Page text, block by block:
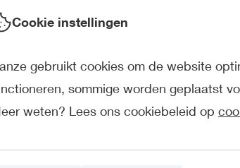
Cookie instellingen
gebruikt cookies om de website
sommige worden geplaatst
weten? Lees ons cookiebeleid op